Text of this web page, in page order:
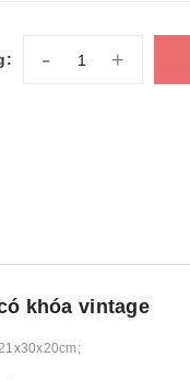
- +
khóa vintage